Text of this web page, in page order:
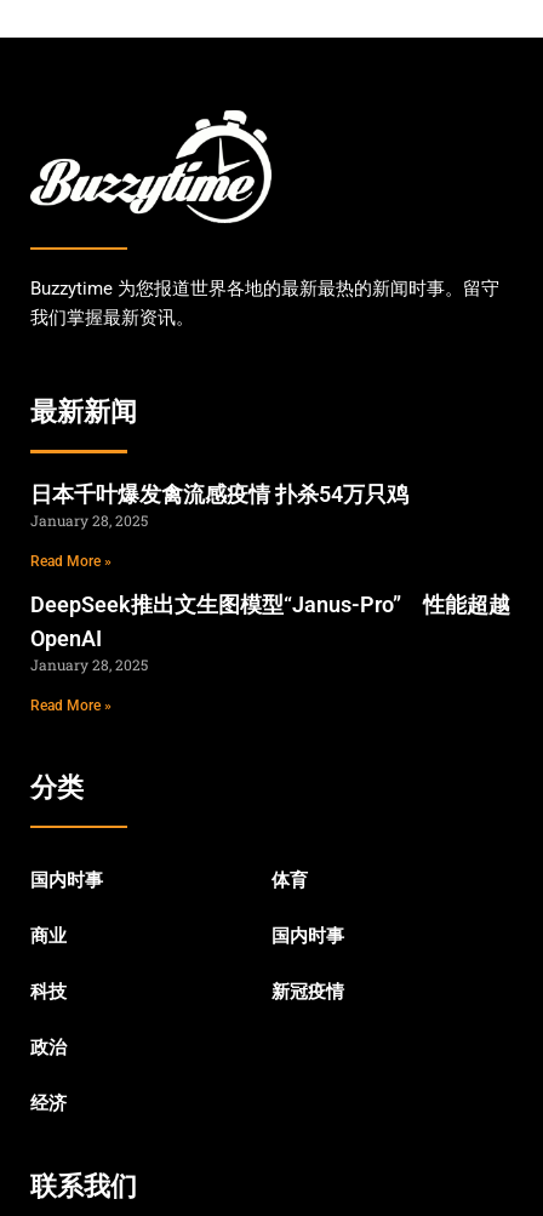
Buzzytime 为您报道世界各地的最新最热的新闻时事。留守
我们掌握最新资讯。
最新新闻
日本千叶爆发禽流感疫情 扑杀54万只鸡
January 28, 2025
Read More »
DeepSeek推出文生图模型“Janus-Pro” 性能超越
OpenAI
January 28, 2025
Read More »
分类
国内时事
商业
科技
政治
经济
体育
国内时事
新冠疫情
联系我们